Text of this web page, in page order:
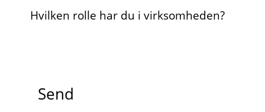
Hvilken rolle har du i virksomheden?
Send